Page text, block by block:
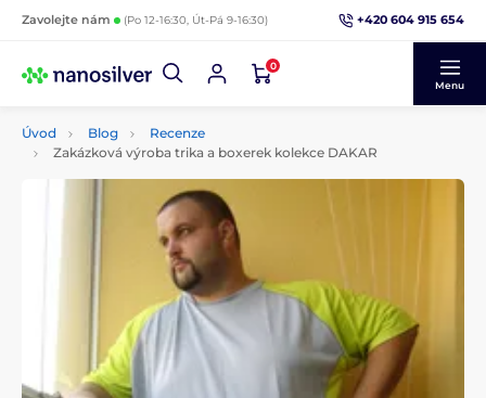
Zavolejte nám (Po 12-16:30, Út-Pá 9-16:30) +420 604 915 654
0
Menu
Úvod Blog
Recenze
Zakázková výroba trika a boxerek kolekce DAKAR